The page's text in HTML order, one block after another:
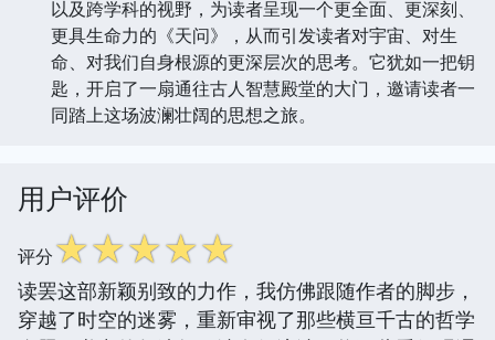
以及跨学科的视野，为读者呈现一个更全面、更深刻、
更具生命力的《天问》，从而引发读者对宇宙、对生
命、对我们自身根源的更深层次的思考。它犹如一把钥
匙，开启了一扇通往古人智慧殿堂的大门，邀请读者一
同踏上这场波澜壮阔的思想之旅。
用户评价
评分☆☆☆☆☆
读罢这部新颖别致的力作，我仿佛跟随作者的脚步，
穿越了时空的迷雾，重新审视了那些横亘千古的哲学